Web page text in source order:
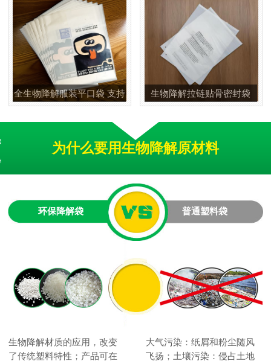
全生物降解服装平口袋 支持
生物降解拉链贴骨密封袋
为什么要用生物降解原材料
环保降解袋 普通塑料袋
生物降解材质的应用，改变
了传统塑料特性；产品可在
大气污染：纸屑和粉尘随风
飞扬；土壤污染：侵占土地